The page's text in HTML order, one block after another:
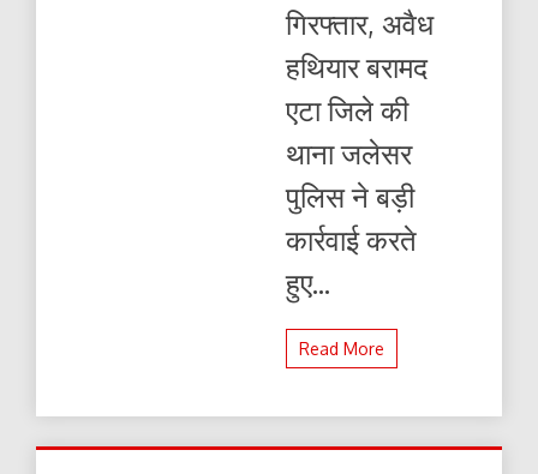
गिरफ्तार, अवैध
हथियार बरामद
एटा जिले की
थाना जलेसर
पुलिस ने बड़ी
कार्रवाई करते
हुए...
Read More